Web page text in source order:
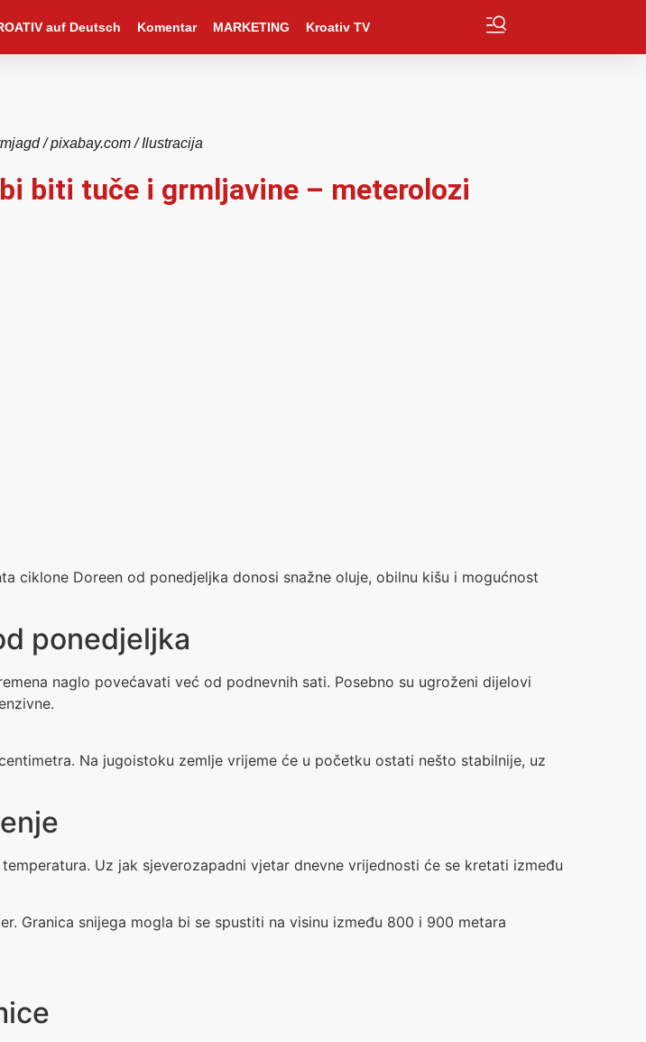
auf Deutsch Komentar MARKETING Kroativ TV
/ pixabay.com / Ilustracija
biti tuče i grmljavine – meterolozi
ciklone Doreen od ponedjeljka donosi snažne oluje, obilnu kišu i mogućnost
ponedjeljka
naglo povećavati već od podnevnih sati. Posebno su ugroženi dijelovi
Na jugoistoku zemlje vrijeme će u početku ostati nešto stabilnije, uz
Uz jak sjeverozapadni vjetar dnevne vrijednosti će se kretati između
Granica snijega mogla bi se spustiti na visinu između 800 i 900 metara